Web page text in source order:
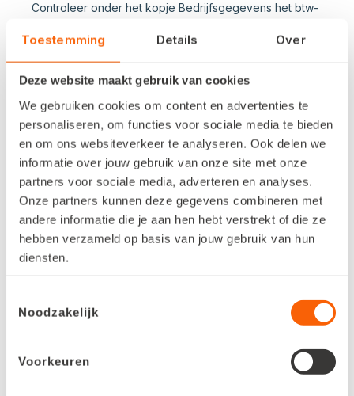
Toestemming Details Over
Deze website maakt gebruik van cookies
We gebruiken cookies om content en advertenties te
personaliseren, om functies voor sociale media te bieden
en om ons websiteverkeer te analyseren. Ook delen we
informatie over jouw gebruik van onze site met onze
partners voor sociale media, adverteren en analyses.
Onze partners kunnen deze gegevens combineren met
andere informatie die je aan hen hebt verstrekt of die ze
hebben verzameld op basis van jouw gebruik van hun
diensten.
Noodzakelijk
Voorkeuren
Controleer onder het kopje Bedrijfsgegevens het btw-
notitie bij Memo.
Kies voor opslaan en klaar!
Klant toevoegen via factuur
Open je online administratie.
Ga naar Facturen en kies links bovenin voor + Nieuwe
Typ een naam en scroll door de suggesties die worden
Zeker weten of je met een ondernemer te maken hebt?